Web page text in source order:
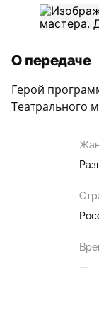
О передаче
Герой
Театрального
—